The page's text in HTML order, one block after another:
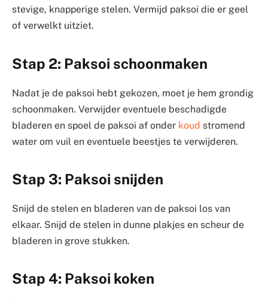
stevige, knapperige stelen. Vermijd paksoi die er geel
of verwelkt uitziet.
Stap 2: Paksoi schoonmaken
Nadat je de paksoi hebt gekozen, moet je hem grondig
schoonmaken. Verwijder eventuele beschadigde
bladeren en spoel de paksoi af onder koud stromend
water om vuil en eventuele beestjes te verwijderen.
Stap 3: Paksoi snijden
Snijd de stelen en bladeren van de paksoi los van
elkaar. Snijd de stelen in dunne plakjes en scheur de
bladeren in grove stukken.
Stap 4: Paksoi koken